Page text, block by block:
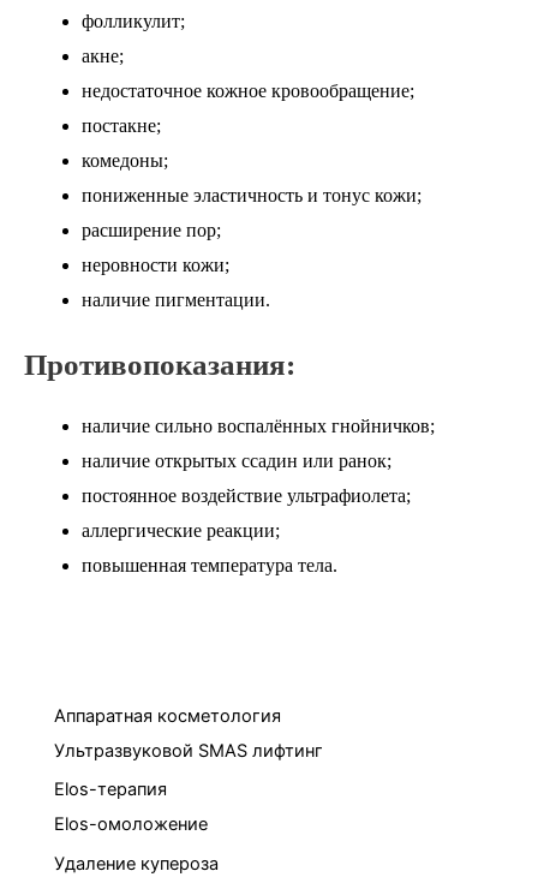
Аппаратная косметология
Ультразвуковой SMAS лифтинг
Elos-терапия
Elos-омоложение
Удаление купероза
фолликулит;
акне;
недостаточное кожное кровообращение;
постакне;
комедоны;
пониженные эластичность и тонус кожи;
расширение пор;
неровности кожи;
наличие пигментации.
Противопоказания:
наличие сильно воспалённых гнойничков;
наличие открытых ссадин или ранок;
постоянное воздействие ультрафиолета;
аллергические реакции;
повышенная температура тела.